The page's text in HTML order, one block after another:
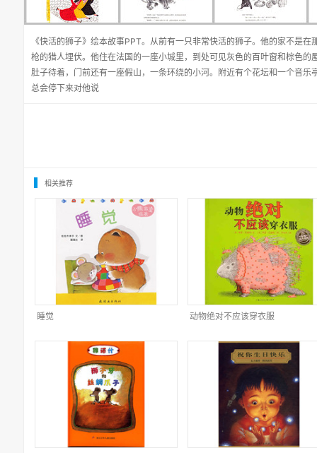
《快活的狮子》绘本故事PPT。从前有一只非常快活的狮子。他的家不是
枪的猎人埋伏。他住在法国的一座小城里，到处可见灰色的百叶窗和棕色
肚子待着，门前还有一座假山，一条环绕的小河。附近有个花坛和一个音
总会停下来对他说
相关推荐
睡觉 动物绝对不应该穿衣服